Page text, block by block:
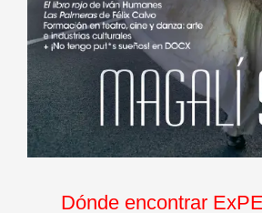
Dónde encontrar